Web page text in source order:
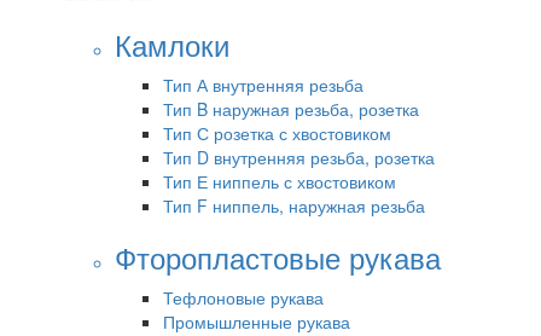
Камлоки
Тип А внутренняя резьба
Тип B наружная резьба, розетка
Тип С розетка с хвостовиком
Тип D внутренняя резьба, розетка
Тип Е ниппель с хвостовиком
Тип F ниппель, наружная резьба
Фторопластовые рукава
Тефлоновые рукава
Промышленные рукава